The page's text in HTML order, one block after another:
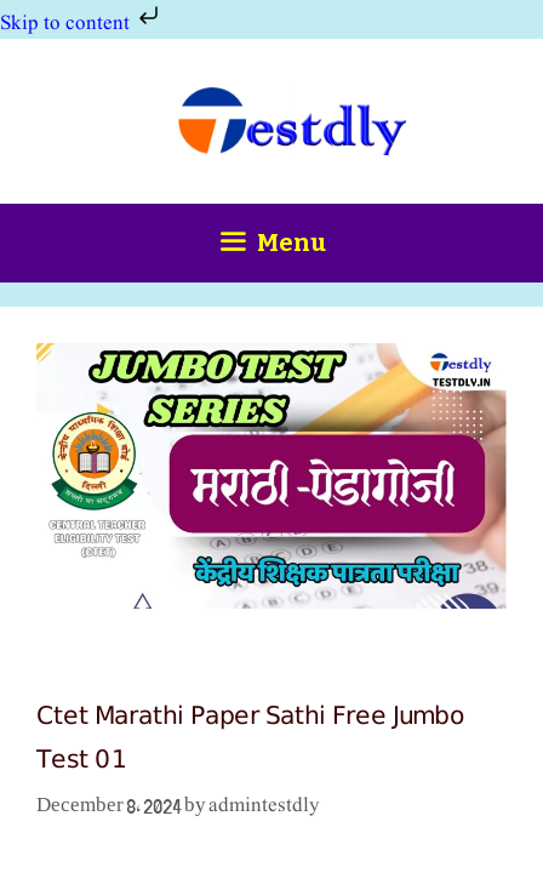
Skip to content
Menu
Ctet Marathi Paper Sathi Free Jumbo
Test 01
December 8, 2024 byadmintestdly